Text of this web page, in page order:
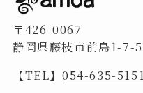
〒426-0067
静岡県藤枝市前島1-7-
【TEL】 054-635-5151